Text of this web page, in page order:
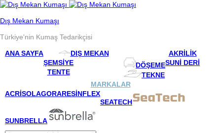
Dış Mekan Kumaşı
Türkiye'nin Kumaş Tedarikçisi
ANA SAYFA
DIŞ MEKAN
ŞEMSIYE
TENTE
DÖŞEME
AKRILIK
SUNI DERI
TEKNE
MARKALAR
ACRISOLAGORARESINFLEX
SEATECH
SUNBRELLA